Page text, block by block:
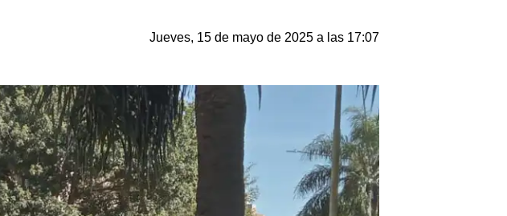
Jueves, 15 de mayo de 2025 a las 17:07